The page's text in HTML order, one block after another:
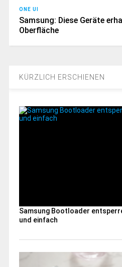
ONE UI
Samsung: Diese Geräte
Oberfläche
KÜRZLICH ERSCHIENEN
Samsung Bootloader
und einfach